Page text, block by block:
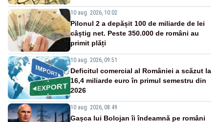
10 aug. 2026, 10:02
Pilonul 2 a depășit 100 de miliarde de lei
câștig net. Peste 350.000 de români au
primit plăți
10 aug. 2026, 09:51
Deficitul comercial al României a scăzut la
16,4 miliarde euro în primul semestru din
2026
10 aug. 2026, 08:49
Gașca lui Bolojan îi îndeamnă pe români